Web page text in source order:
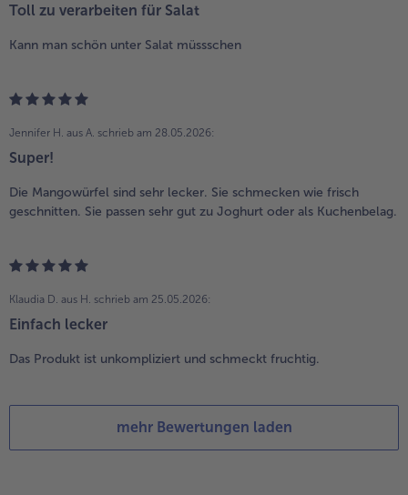
Toll zu verarbeiten für Salat
Kann man schön unter Salat müssschen
Jennifer H. aus A. schrieb am 28.05.2026:
Super!
Die Mangowürfel sind sehr lecker. Sie schmecken wie frisch
geschnitten. Sie passen sehr gut zu Joghurt oder als Kuchenbelag.
Klaudia D. aus H. schrieb am 25.05.2026:
Einfach lecker
Das Produkt ist unkompliziert und schmeckt fruchtig.
mehr Bewertungen laden